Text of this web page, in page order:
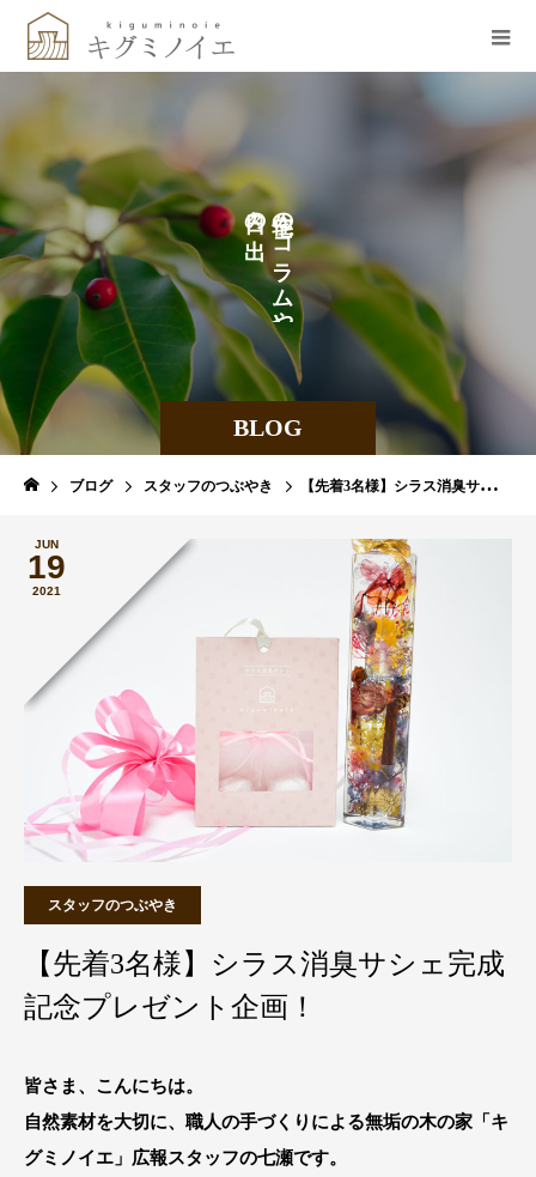
BLOG
の
コ
ラ
ム
や
の
な
ど
を
ブログ スタッフのつぶやき 【先着3名様】シラス消臭サシェ完成記念プレゼント企画！
JUN
19
2021
スタッフのつぶやき
【先着3名様】シラス消臭サシェ完成
記念プレゼント企画！
皆さま、こんにちは。
自然素材を大切に、職人の手づくりによる無垢の木の家「キ
グミノイエ」広報スタッフの七瀬です。